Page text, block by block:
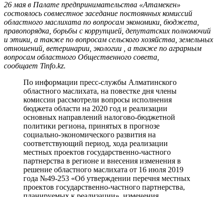
26 мая в Палате предпринимательства «Атамекен»
состоялось совместное заседание постоянных комиссий
областного маслихата по вопросам экономики, бюджета,
правопорядка, борьбы с коррупцией, депутатских полномочий
и этики, а также по вопросам сельского хозяйства, земельных
отношений, ветеринарии, экологии , а также по аграрным
вопросам областного Общественного совета,
сообщает Tinfo.kz.
По информации пресс-службы Алматинского
областного маслихата, на повестке дня члены
комиссии рассмотрели вопросы исполнения
бюджета области на 2020 год и реализации
основных направлений налогово-бюджетной
политики региона, принятых в прогнозе
социально-экономического развития на
соответствующий период, хода реализации
местных проектов государственно-частного
партнерства в регионе и внесения изменения в
решение областного маслихата от 16 июля 2019
года №49-253 «Об утверждении перечня местных
проектов государственно-частного партнерства,